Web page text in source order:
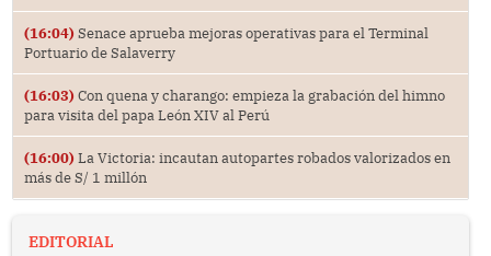
(16:04) Senace aprueba mejoras operativas para el Terminal
Portuario de Salaverry
(16:03) Con quena y charango: empieza la grabación del himno
para visita del papa León XIV al Perú
(16:00) La Victoria: incautan autopartes robados valorizados en
más de S/ 1 millón
EDITORIAL